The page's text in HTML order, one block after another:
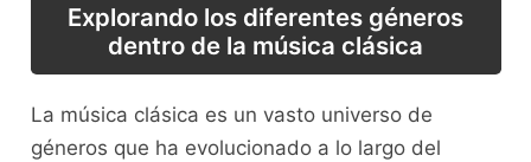
Explorando los diferentes géneros
dentro de ⁣la música clásica
La ⁤música clásica es un vasto universo ‌de
⁤géneros que ha evolucionado⁢ a lo largo del